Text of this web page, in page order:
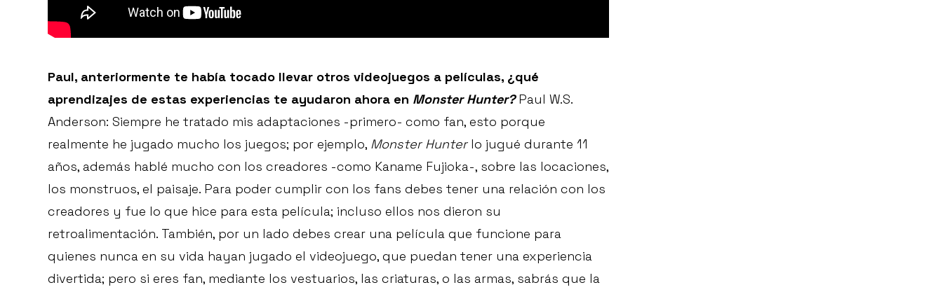
Paul, anteriormente te había tocado llevar otros videojuegos a películas, ¿qué
aprendizajes de estas experiencias te ayudaron ahora en Monster Hunter?Paul W.S.
Anderson: Siempre he tratado mis adaptaciones -primero- como fan, esto porque
realmente he jugado mucho los juegos; por ejemplo, Monster Hunterlo jugué durante 11
años, además hablé mucho con los creadores -como Kaname Fujioka-, sobre las locaciones,
los monstruos, el paisaje. Para poder cumplir con los fans debes tener una relación con los
creadores y fue lo que hice para esta película; incluso ellos nos dieron su
retroalimentación. También, por un lado debes crear una película que funcione para
quienes nunca en su vida hayan jugado el videojuego, que puedan tener una experiencia
divertida; pero si eres fan, mediante los vestuarios, las criaturas, o las armas, sabrás que la